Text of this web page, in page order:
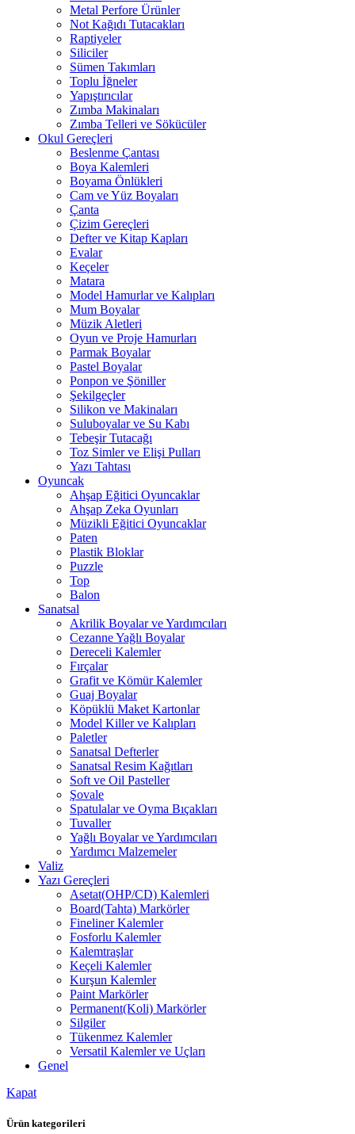
Metal Perfore Ürünler
Not Kağıdı Tutacakları
Raptiyeler
Siliciler
Sümen Takımları
Toplu İğneler
Yapıştırıcılar
Zımba Makinaları
Zımba Telleri ve Sökücüler
Okul Gereçleri
Beslenme Çantası
Boya Kalemleri
Boyama Önlükleri
Cam ve Yüz Boyaları
Çanta
Çizim Gereçleri
Defter ve Kitap Kapları
Evalar
Keçeler
Matara
Model Hamurlar ve Kalıpları
Mum Boyalar
Müzik Aletleri
Oyun ve Proje Hamurları
Parmak Boyalar
Pastel Boyalar
Ponpon ve Şöniller
Şekilgeçler
Silikon ve Makinaları
Suluboyalar ve Su Kabı
Tebeşir Tutacağı
Toz Simler ve Elişi Pulları
Yazı Tahtası
Oyuncak
Ahşap Eğitici Oyuncaklar
Ahşap Zeka Oyunları
Müzikli Eğitici Oyuncaklar
Paten
Plastik Bloklar
Puzzle
Top
Balon
Sanatsal
Akrilik Boyalar ve Yardımcıları
Cezanne Yağlı Boyalar
Dereceli Kalemler
Fırçalar
Grafit ve Kömür Kalemler
Guaj Boyalar
Köpüklü Maket Kartonlar
Model Killer ve Kalıpları
Paletler
Sanatsal Defterler
Sanatsal Resim Kağıtları
Soft ve Oil Pasteller
Şovale
Spatulalar ve Oyma Bıçakları
Tuvaller
Yağlı Boyalar ve Yardımcıları
Yardımcı Malzemeler
Valiz
Yazı Gereçleri
Asetat(OHP/CD) Kalemleri
Board(Tahta) Markörler
Fineliner Kalemler
Fosforlu Kalemler
Kalemtraşlar
Keçeli Kalemler
Kurşun Kalemler
Paint Markörler
Permanent(Koli) Markörler
Silgiler
Tükenmez Kalemler
Versatil Kalemler ve Uçları
Genel
Kapat
Ürün kategorileri